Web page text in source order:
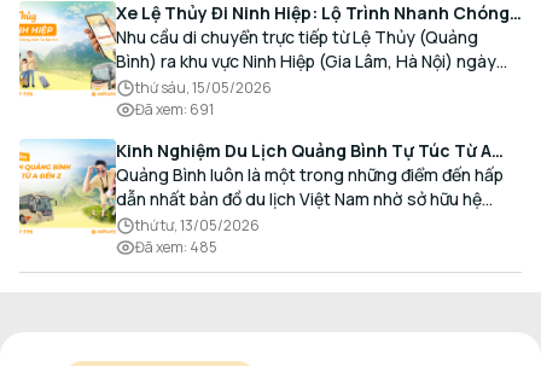
Xe Lệ Thủy Đi Ninh Hiệp: Lộ Trình Nhanh Chóng,
Đón Trả Tận Nơi
Nhu cầu di chuyển trực tiếp từ Lệ Thủy (Quảng
Bình) ra khu vực Ninh Hiệp (Gia Lâm, Hà Nội) ngày
càng gia tăng, đặc biệt đối với các hành khách có
nhu cầu giao thương, kinh doanh và mua sắm.
thứ sáu, 15/05/2026
Đã xem: 691
Kinh Nghiệm Du Lịch Quảng Bình Tự Túc Từ A
Đến Z Chi Tiết Nhất
Quảng Bình luôn là một trong những điểm đến hấp
dẫn nhất bản đồ du lịch Việt Nam nhờ sở hữu hệ
thống hang động kỳ vĩ, những bãi biển hoang sơ và
nét ẩm thực đậm đà bản sắc.
thứ tư, 13/05/2026
Đã xem: 485